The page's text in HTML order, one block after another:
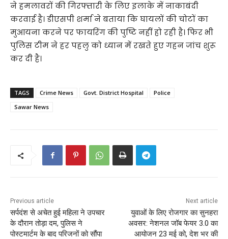
ने हमलावरों की गिरफ्तारी के लिए इलाके में नाकाबंदी
करवाई है। डीएसपी शर्मा ने बताया कि घायलों की चोटों का
मुआयना करने पर फायरिंग की पुष्टि नहीं हो रही है। फिर भी
पुलिस टीम ने हर पहलु को ध्यान में रखते हुए गहन जांच शुरू
कर दी है।
TAGS Crime News Govt. District Hospital
Police
Sawar News
Previous article
सर्पदंश से अचेत हुई महिला ने उपचार
के दौरान तोड़ा दम, पुलिस ने
पोस्टमार्टम के बाद परिजनों को सौंपा
Next article
युवाओं के लिए रोजगार का सुनहरा
अवसर: नेशनल जॉब फेयर 3.0 का
आयोजन 23 मई को, देश भर की